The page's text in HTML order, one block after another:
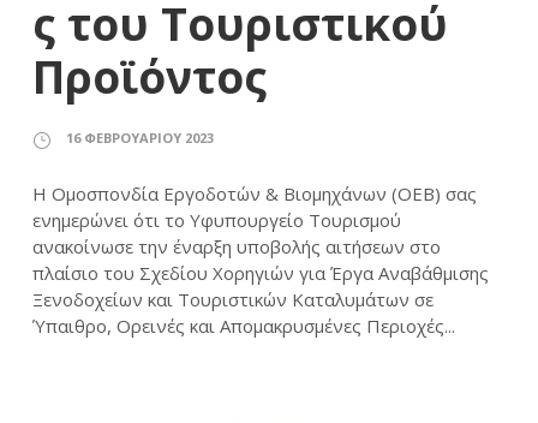
ς του Τουριστικού
Προϊόντος
16 ΦΕΒΡΟΥΑΡΊΟΥ 2023
Η Ομοσπονδία Εργοδοτών & Βιομηχάνων (ΟΕΒ) σας
ενημερώνει ότι το Υφυπουργείο Τουρισμού
ανακοίνωσε την έναρξη υποβολής αιτήσεων στο
πλαίσιο του Σχεδίου Χορηγιών για Έργα Αναβάθμισης
Ξενοδοχείων και Τουριστικών Καταλυμάτων σε
Ύπαιθρο, Ορεινές και Απομακρυσμένες Περιοχές...